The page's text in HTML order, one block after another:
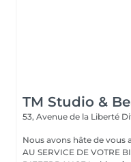
TM Studio &
53, Avenue de la Liberté
Nous avons hâte de vous accueillir ! UN
AU SERVICE DE VOTRE